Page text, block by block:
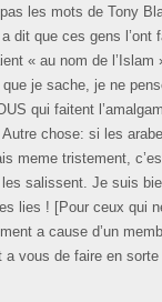
les mots de Tony
dit que ces gens l’ont
« au nom de
que je sache, je ne
qui faitent
chose: si les
meme tristement,
salissent. Je suis
lies ! [Pour ceux qui
a cause d’un
a vous de faire en